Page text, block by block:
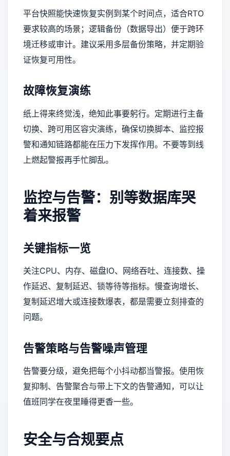
平台快照能快速恢复实例到某个时间点，适合RTO
要求较高的场景；逻辑备份（数据导出）便于跨环
境迁移或审计。建议采用多层备份策略，并定期验
证恢复可用性。
故障恢复演练
纸上得来终觉浅，绝知此事要躬行。定期进行主备
切换、跨可用区容灾演练，确保切换脚本、监控报
警和通知链路都能在压力下发挥作用。不要等到线
上燃起警报再手忙脚乱。
监控与告警：别等数据库哭
着来报警
关键指标一览
关注CPU、内存、磁盘IO、网络吞吐、连接数、操
作延迟、复制延迟、锁等待等指标。慢查询增长、
复制延迟增大或连接数爆表，都是需要立刻排查的
问题。
告警策略与告警噪声管理
告警要分级，避免把每个小抖动都当警报。使用恢
复抑制、告警聚合与带上下文的告警通知，可以让
值班同学在夜里睡得更香一些。
安全与合规要点